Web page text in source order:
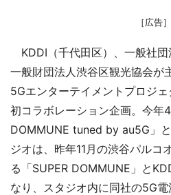
［広告］
KDDI（千代田区）、一般社団
一般財団法人渋谷区観光協会が
5Gエンターテイメントプロジ
初コラボレーション企画。今年
DOMMUNE tuned by au5G」
ジオは、昨年11月の渋谷パルコ
る「SUPER DOMMUNE」と
なり、スタジオ内に同社の5G